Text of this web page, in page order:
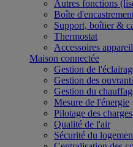
Autres fonctions
Boîte
Support, boîtier &
Thermostat
Accessoires
Maison connectée
Gestion de
Gestion des
Gestion du
Mesure de l'énergie
Pilotage des charges
Qualité de l'air
Sécurité du